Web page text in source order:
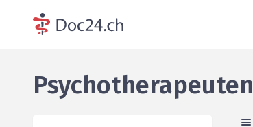
Psychotherapeuten